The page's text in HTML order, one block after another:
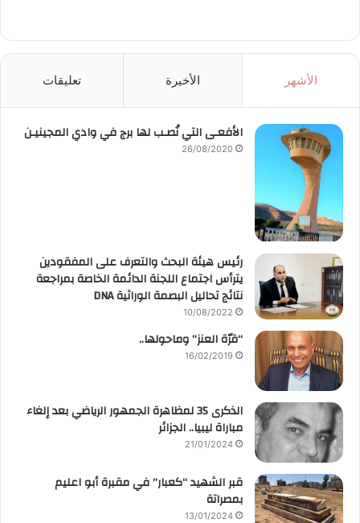
الأشهر الأخيرة تعليقات
الأفعـى التي نُصـب لها برج في وادي المجينيـن
26/08/2020
رئيس هيئة البحث والتعرف على المفقودين
يترأس اجتماع اللجنة الدائمة الخاصة بمراجعة
نتائج تحاليل البصمة الوراثية DNA
10/08/2022
“قرّة العنز” وماحولها..
16/02/2019
الذكرى 35 لمظاهرة الجمهور الرياضي بعد إلغاء
مباراة ليبيا.. الجزائر
21/01/2024
قبر الشهيد “كعبار” في مقبرة أبو اعليم
بمصراتة
13/01/2024